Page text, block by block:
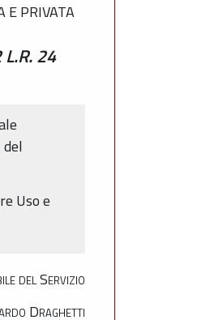
E PRIVATA
24
Uso e
del Servizio
Draghetti